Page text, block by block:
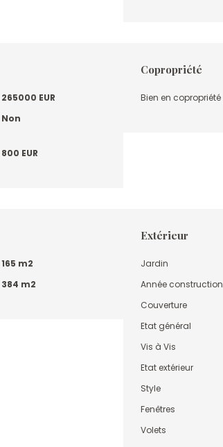
265000 EUR
Non
800 EUR
Copropriété
Bien en copropriété
165 m2
384 m2
Extérieur
Jardin
Année construction
Couverture
Etat général
Vis à Vis
Etat extérieur
Style
Fenêtres
Volets